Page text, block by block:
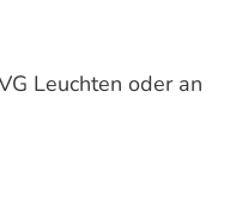
Leuchten oder an